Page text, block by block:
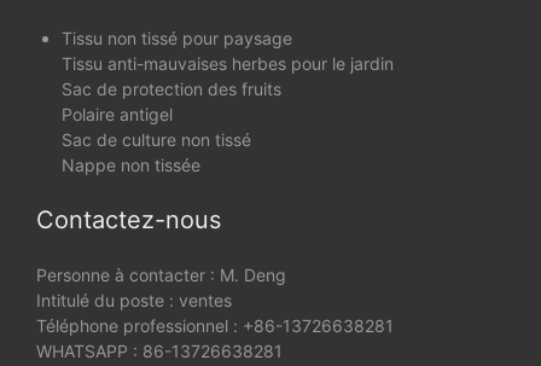
Tissu non tissé pour paysage
Tissu anti-mauvaises herbes pour le jardin
Sac de protection des fruits
Polaire antigel
Sac de culture non tissé
Nappe non tissée
Contactez-nous
Personne à contacter : M. Deng
Intitulé du poste : ventes
Téléphone professionnel : +86-13726638281
WHATSAPP : 86-13726638281